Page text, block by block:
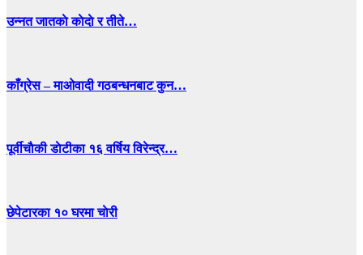
उन्नत जातकाे काेदाे र तीते…
काँग्रेस – माओवादी गठबन्धनबाट कुन…
पूर्वीचाैकी डाेटीका १६ वर्षिय विरेन्द्र…
छेपेटारका १० घरमा चाेरी